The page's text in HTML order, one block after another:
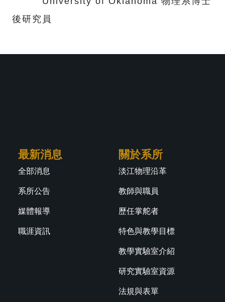
後研究員
最新消息
全部消息
系所公告
媒體報導
職涯資訊
關於系所
淡江物理沿革
教師與職員
歷任掌舵者
特色與教學目標
教學實驗室介紹
研究實驗室資源
法規與表單